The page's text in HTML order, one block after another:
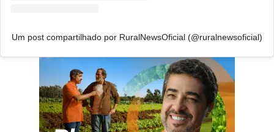
Um post compartilhado por RuralNewsOficial (@ruralnewsoficial)